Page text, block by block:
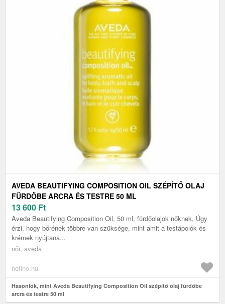
AVEDA BEAUTIFYING COMPOSITION OIL SZÉPÍTŐ OLAJ
FÜRDŐBE ARCRA ÉS TESTRE 50 ML
13 600 Ft
Aveda Beautifying Composition Oil, 50 ml, fürdőolajok nőknek, Úgy
érzi, hogy bőrének többre van szüksége, mint amit a testápolók és
krémek nyújtana...
női, aveda
notino.hu
Hasonlók, mint Aveda Beautifying Composition Oil szépítő olaj fürdőbe
arcra és testre 50 ml